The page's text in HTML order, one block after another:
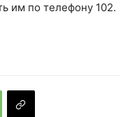
им по телефону 102.